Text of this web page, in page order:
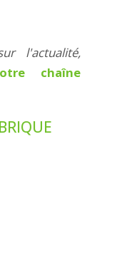
l'actualité,
chaîne